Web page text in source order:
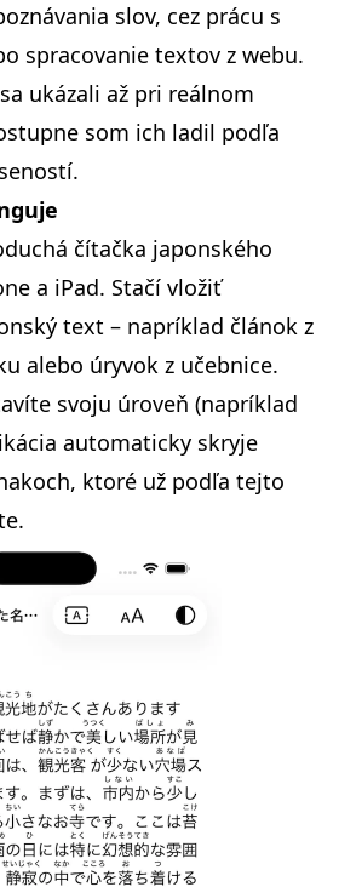
slov, cez prácu s
spracovanie textov z webu.
ukázali až pri reálnom
som ich ladil podľa
čítačka japonského
a iPad. Stačí vložiť
text – napríklad článok z
alebo úryvok z učebnice.
svoju úroveň (napríklad
automaticky skryje
ktoré už podľa tejto